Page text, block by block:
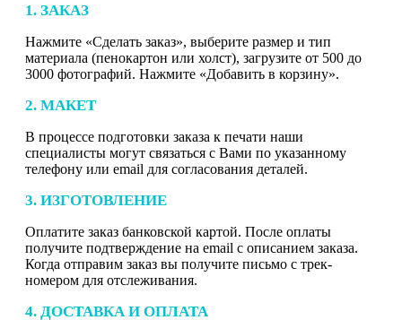
1. ЗАКАЗ
Нажмите «Сделать заказ», выберите размер и тип
материала (пенокартон или холст), загрузите от 500 до
3000 фотографий. Нажмите «Добавить в корзину».
2. МАКЕТ
В процессе подготовки заказа к печати наши
специалисты могут связаться с Вами по указанному
телефону или email для согласования деталей.
3. ИЗГОТОВЛЕНИЕ
Оплатите заказ банковской картой. После оплаты
получите подтверждение на email с описанием заказа.
Когда отправим заказ вы получите письмо с трек-
номером для отслеживания.
4. ДОСТАВКА И ОПЛАТА